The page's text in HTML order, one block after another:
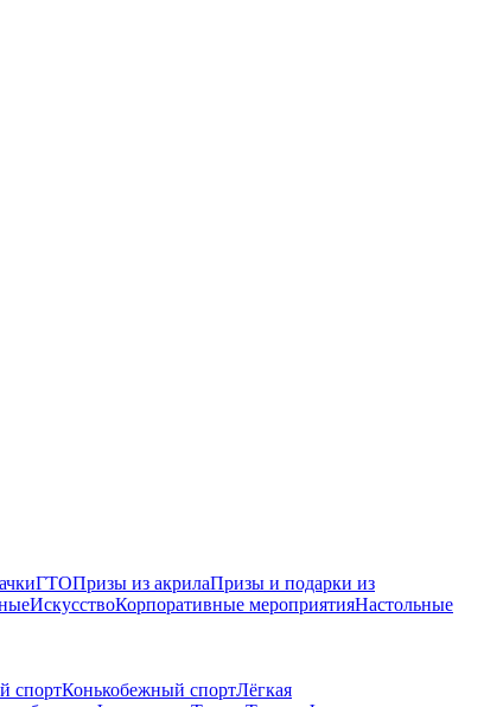
ГТОПризы из акрилаПризы и подарки из
ИскусствоКорпоративные мероприятияНастольные
спортКонькобежный спортЛёгкая